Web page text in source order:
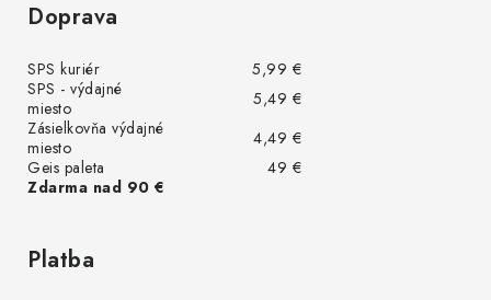
Doprava
SPS kuriér
5,99 €
SPS - výdajné
miesto
5,49 €
Zásielkovňa výdajné
miesto
4,49 €
Geis paleta
49 €
Zdarma nad 90 €
Platba